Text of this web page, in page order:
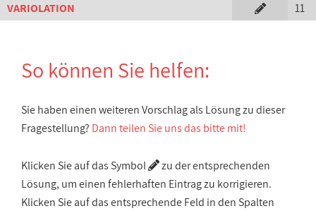
VARIOLATION
11
So können Sie helfen:
Sie haben einen weiteren Vorschlag als Lösung zu dieser
Fragestellung? Dann teilen Sie uns das bitte mit!
Klicken Sie auf das Symbol
zu der entsprechenden
Lösung, um einen fehlerhaften Eintrag zu korrigieren.
Klicken Sie auf das entsprechende Feld in den Spalten